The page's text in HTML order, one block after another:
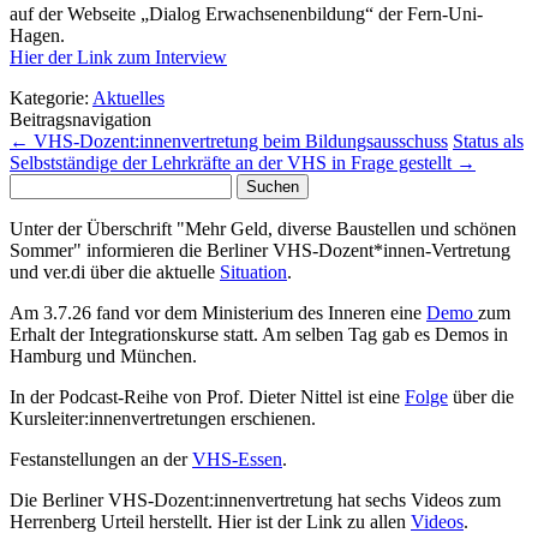
auf der Webseite „Dialog Erwachsenenbildung“ der Fern-Uni-
Hagen.
Hier der Link zum Interview
Kategorie: Aktuelles
Beitragsnavigation
← VHS-Dozent:innenvertretung beim Bildungsausschuss Status als
Selbstständige der Lehrkräfte an der VHS in Frage gestellt →
nach:
Unter der Überschrift "Mehr Geld, diverse Baustellen und schönen
Sommer" informieren die Berliner VHS-Dozent*innen-Vertretung
und ver.di über die aktuelle Situation.
Am 3.7.26 fand vor dem Ministerium des Inneren eine Demo zum
Erhalt der Integrationskurse statt. Am selben Tag gab es Demos in
Hamburg und München.
In der Podcast-Reihe von Prof. Dieter Nittel ist eine Folge über die
Kursleiter:innenvertretungen erschienen.
Festanstellungen an derVHS-Essen.
Die Berliner VHS-Dozent:innenvertretung hat sechs Videos zum
Herrenberg Urteil herstellt. Hier ist der Link zu allen Videos.